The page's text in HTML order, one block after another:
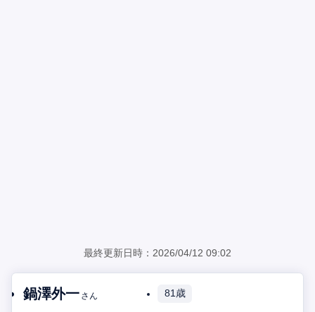
最終更新日時：2026/04/12 09:02
鍋澤外一 さん 81歳